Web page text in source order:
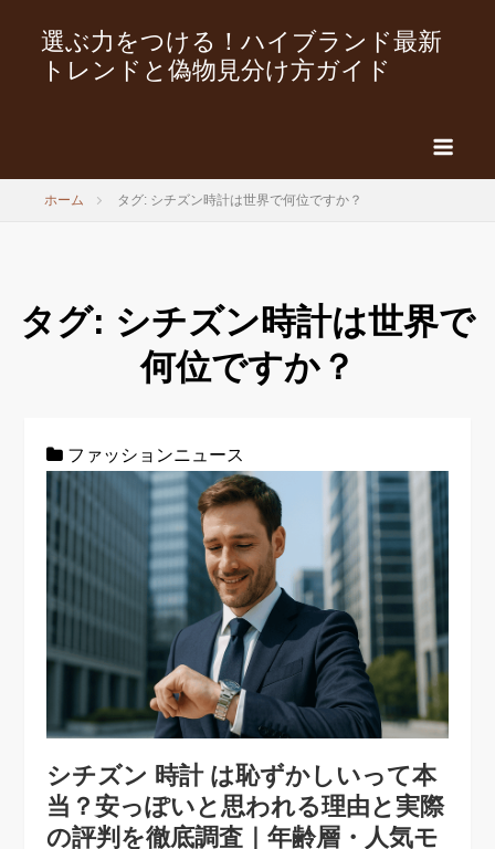
選ぶ力をつける！ハイブランド最新
トレンドと偽物見分け方ガイド
ホーム タグ: シチズン時計は世界で何位ですか？
タグ: シチズン時計は世界で
何位ですか？
ファッションニュース
シチズン 時計 は恥ずかしいって本
当？安っぽいと思われる理由と実際
の評判を徹底調査｜年齢層・人気モ